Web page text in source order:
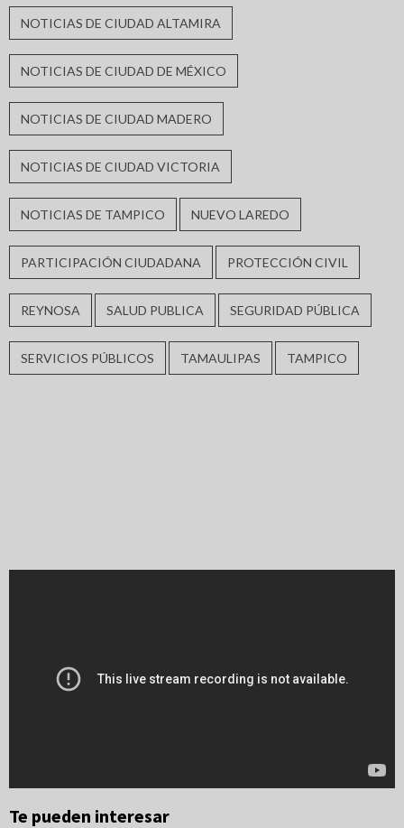
NOTICIAS DE CIUDAD ALTAMIRA
NOTICIAS DE CIUDAD DE MÉXICO
NOTICIAS DE CIUDAD MADERO
NOTICIAS DE CIUDAD VICTORIA
NOTICIAS DE TAMPICO NUEVO LAREDO
PARTICIPACIÓN CIUDADANA PROTECCIÓN CIVIL
REYNOSA SALUD PUBLICA SEGURIDAD PÚBLICA
SERVICIOS PÚBLICOS TAMAULIPAS TAMPICO
Te pueden interesar